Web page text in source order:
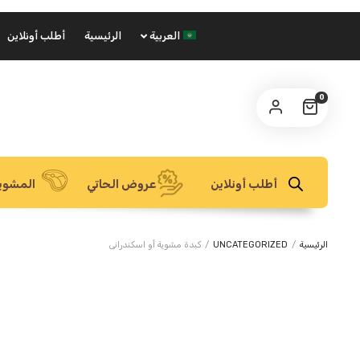
العربية الرئيسية أطلب أونلاين
0
أطلب أونلاين عروض الحاتي
الرئيسية /
UNCATEGORIZED
/ كبدة مشوية أو اسكندرانى